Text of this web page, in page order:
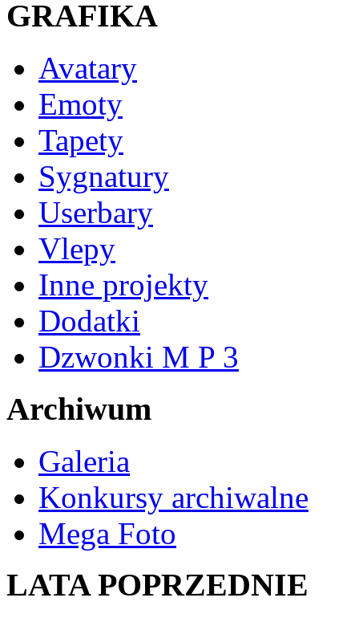
GRAFIKA
Avatary
Emoty
Tapety
Sygnatury
Userbary
Vlepy
Inne projekty
Dodatki
Dzwonki M P 3
Archiwum
Galeria
Konkursy archiwalne
Mega Foto
LATA POPRZEDNIE